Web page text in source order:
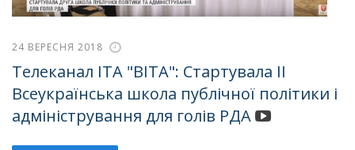
24 ВЕРЕСНЯ 2018
Телеканал ІТА "ВІТА": Стартувала ІІ
Всеукраїнська школа публічної політики і
адміністрування для голів РДА